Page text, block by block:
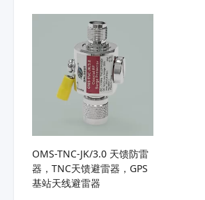
OMS-TNC-JK/3.0 天馈防雷
器，TNC天馈避雷器，GPS
基站天线避雷器